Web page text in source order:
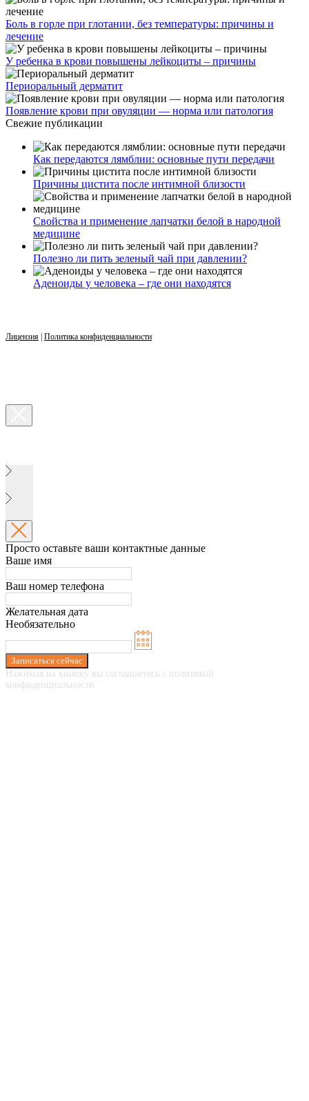
Боль в горле при глотании, без температуры: причины и
лечение
У ребенка в крови повышены лейкоциты – причины
Периоральный дерматит
Появление крови при овуляции — норма или патология
Свежие публикации
Как передаются лямблии: основные пути передачи
Причины цистита после интимной близости
Свойства и применение лапчатки белой в народной
медицине
Полезно ли пить зеленый чай при давлении?
Аденоиды у человека – где они находятся
Лицензия Политика конфиденциальности
Просто оставьте ваши контактные данные
Ваше имя
Ваш номер телефона
Желательная дата
Необязательно
Записаться сейчас
Нажимая на кнопку вы соглашаетесь с политикой
конфиденциальности